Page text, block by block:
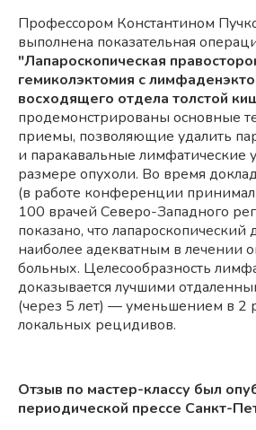
Профессором Константином
выполнена показательная
"Лапароскопическая
гемиколэктомия с
восходящего отдела толстой
продемонстрированы основные
приемы, позволяющие удалить
и паракавальные лимфатические
размере опухоли. Во время
(в работе конференции
100 врачей Северо-Западного
показано, что лапароскопический
наиболее адекватным в лечении
больных. Целесообразность
доказывается лучшими
(через 5 лет) — уменьшением в 2
локальных рецидивов.
Отзыв по мастер-классу был
периодической прессе Санкт-